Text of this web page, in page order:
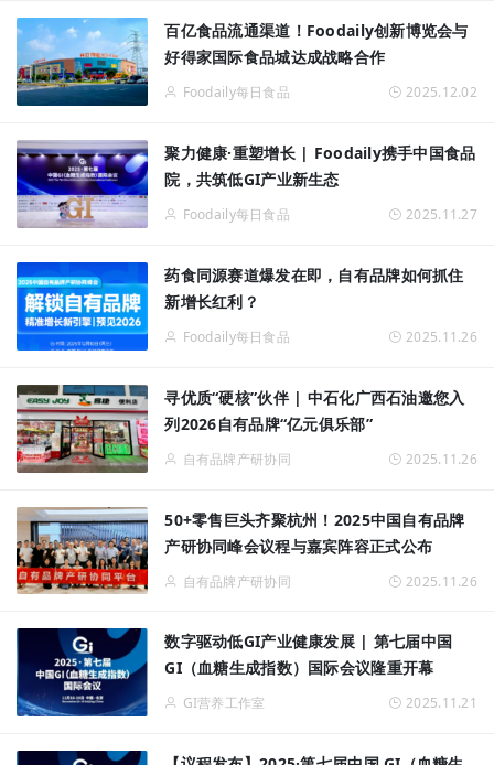
百亿食品流通渠道！Foodaily创新博览会与
好得家国际食品城达成战略合作
Foodaily每日食品 2025.12.02
聚力健康·重塑增长 | Foodaily携手中国食品
院，共筑低GI产业新生态
Foodaily每日食品 2025.11.27
药食同源赛道爆发在即，自有品牌如何抓住
新增长红利？
Foodaily每日食品 2025.11.26
寻优质“硬核”伙伴 | 中石化广西石油邀您入
列2026自有品牌“亿元俱乐部”
自有品牌产研协同 2025.11.26
50+零售巨头齐聚杭州！2025中国自有品牌
产研协同峰会议程与嘉宾阵容正式公布
自有品牌产研协同 2025.11.26
数字驱动低GI产业健康发展 | 第七届中国
GI（血糖生成指数）国际会议隆重开幕
GI营养工作室 2025.11.21